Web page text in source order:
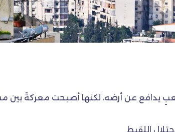
يدافع عن أرضه، لكنها أصبحت معركةً بين
اللقيط